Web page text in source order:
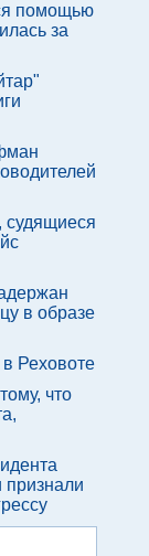
помощью
за
судящиеся
в образе
Реховоте
что